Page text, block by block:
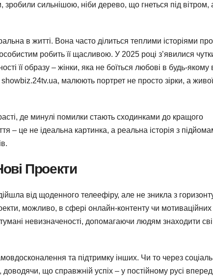
зробили сильнішою, ніби дерево, що гнеться під вітром,
в житті. Вона часто ділиться теплими історіями про
робить її щасливою. У 2025 році з’явилися
її образу – жінки, яка не боїться любові в будь-якому
showbiz.24tv.ua, малюють портрет не просто зірки, а живої
де минулі помилки стають сходинками до кращого
– це не ідеальна картинка, а реальна історія з
Проекти
від щоденного телеефіру, але не зникла з
можливо, в сфері онлайн-контенту чи мотиваційних
невизначеності, допомагаючи людям знаходити
та підтримку інших. Чи то через
що справжній успіх – у постійному русі